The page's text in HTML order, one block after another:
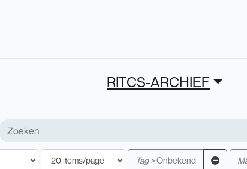
RITCS-ARCHIEF
Tag >Onbekend